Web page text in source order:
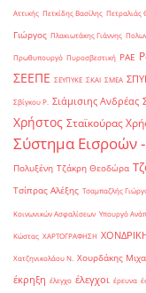
Αττικής Πετκίδης Βασίλης Πετραλιάς
Γιώργος Πλακιωτάκης Γιάννης
Πρωθυπουργό Πυροσβεστική ΡΑΕ
ΣΕΕΠΕ ΣΕΥΠΥΚΕ ΣΚΑΙ ΣΜΕΑ
Σβίγκου Ρ. Σιάμισιης Ανδρέας
Χρήστος Σταϊκούρας
Σύστημα Εισροών
Πολυξένη Τζάκρη Θεοδώρα
Τσίπρας Αλέξης Τσαμπαζλής
Κοινωνικών Ασφαλίσεων Υπουργό
Κώστας ΧΑΡΤΟΓΡΑΦΗΣΗ
Χατζηνικολάου Ν. Χουρδάκης
έκρηξη έλεγχο έλεγχοι έρευνα